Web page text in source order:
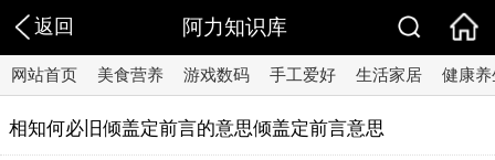
返回 阿力知识库
网站首页 美食营养 游戏数码 手工爱好 生活家居 健康养
相知何必旧倾盖定前言的意思倾盖定前言意思